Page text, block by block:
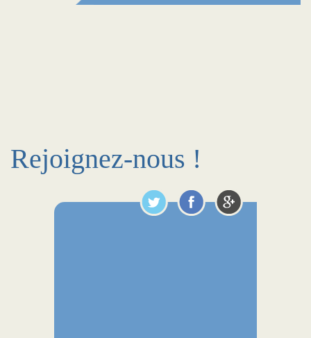
Rejoignez-nous !